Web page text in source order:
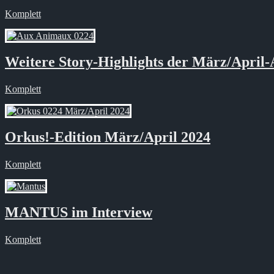
Komplett
Weitere Story-Highlights der März/April-
Komplett
Orkus!-Edition März/April 2024
Komplett
MANTUS im Interview
Komplett